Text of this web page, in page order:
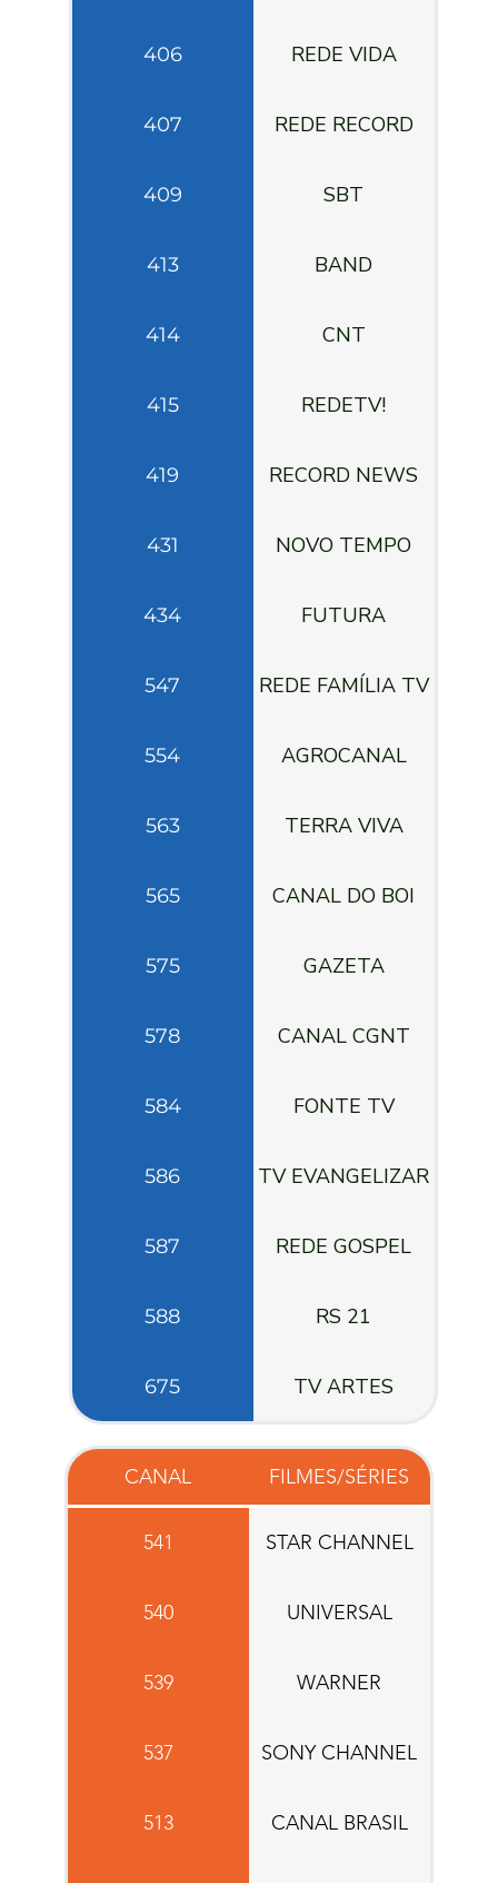
406 REDE VIDA
407 REDE RECORD
409 SBT
413 BAND
414 CNT
415 REDETV!
419 RECORD NEWS
431 NOVO TEMPO
434 FUTURA
547 REDE FAMÍLIA TV
554 AGROCANAL
563 TERRA VIVA
565 CANAL DO BOI
575 GAZETA
578 CANAL CGNT
584 FONTE TV
586 TV EVANGELIZAR
587 REDE GOSPEL
588 RS 21
675 TV ARTES
CANAL FILMES/SÉRIES
541 STAR CHANNEL
540 UNIVERSAL
539 WARNER
537 SONY CHANNEL
513 CANAL BRASIL